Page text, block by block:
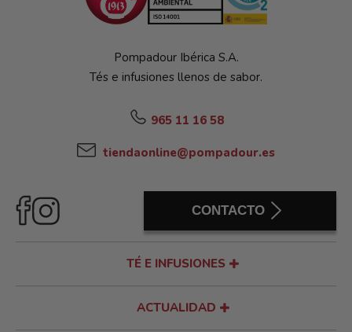
Pompadour Ibérica S.A.
Tés e infusiones llenos de sabor.
965 11 16 58
tiendaonline@pompadour.es
CONTACTO
TÉ E INFUSIONES
ACTUALIDAD